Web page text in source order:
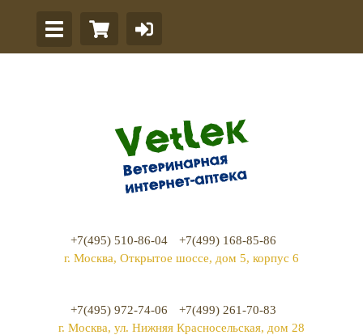
+7(495) 510-86-04
+7(499) 168-85-86
г. Москва, Открытое шоссе, дом 5, корпус 6
+7(495) 972-74-06
+7(499) 261-70-83
г. Москва, ул. Нижняя Красносельская, дом 28